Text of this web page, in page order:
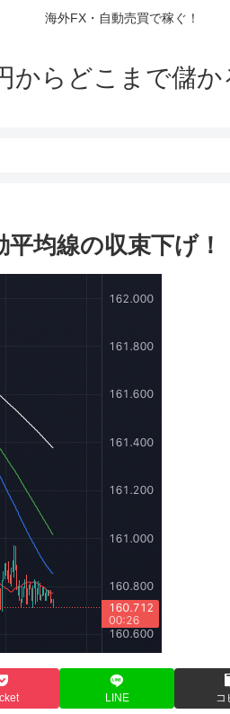
海外FX・自動売買で稼ぐ！
からどこまで儲
均線の収束下げ！
LINE コ